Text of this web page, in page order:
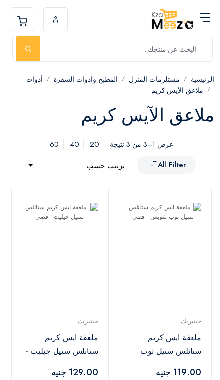
الرئيسية مستلزمات المنزل المطبخ وادوات السفرة
أدوات
ملاعق الآيس كريم
ملاعق الآيس كريم
عرض 1–3 من 3 نتيجة 20
40
60
All Filter
ترتيب حسب
جينيريك
ملعقة ايس كريم
ستانلس ستيل توب
119.00 جنيه
جينيريك
ملعقة ايس كريم
ستانلس ستيل جيليت -
129.00 جنيه